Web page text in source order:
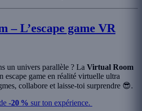
– L’escape game VR
un univers parallèle ? La Virtual Room
escape game en réalité virtuelle ultra
collabore et laisse-toi surprendre 😎.
-20 % sur ton expérience.